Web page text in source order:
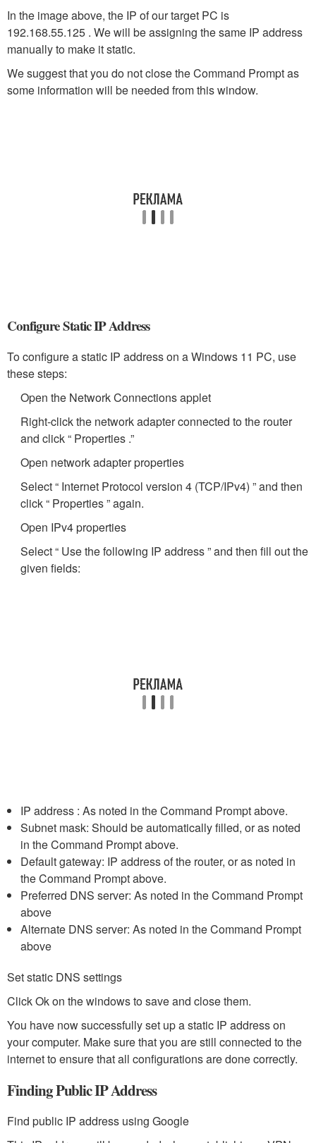
In the image above, the IP of our target PC is
192.168.55.125 . We will be assigning the same IP address
manually to make it static.
We suggest that you do not close the Command Prompt as
some information will be needed from this window.
Configure Static IP Address
To configure a static IP address on a Windows 11 PC, use
these steps:
Open the Network Connections applet
Right-click the network adapter connected to the router
and click “ Properties .”
Open network adapter properties
Select “ Internet Protocol version 4 (TCP/IPv4) ” and then
click “ Properties ” again.
Open IPv4 properties
Select “ Use the following IP address ” and then fill out the
given fields:
IP address : As noted in the Command Prompt above.
Subnet mask: Should be automatically filled, or as noted
in the Command Prompt above.
Default gateway: IP address of the router, or as noted in
the Command Prompt above.
Preferred DNS server: As noted in the Command Prompt
above
Alternate DNS server: As noted in the Command Prompt
above
Set static DNS settings
Click Ok on the windows to save and close them.
You have now successfully set up a static IP address on
your computer. Make sure that you are still connected to the
internet to ensure that all configurations are done correctly.
Finding Public IP Address
Find public IP address using Google